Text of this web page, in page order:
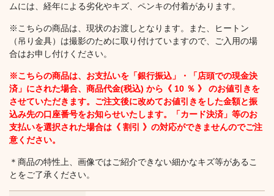
ムには、経年による劣化やキズ、ペンキの付着があります。
※こちらの商品は、現状のお渡しとなります。また、ヒートン
（吊り金具）は撮影のために取り付けていますので、ご入用の場
合はお申し付けください。
※こちらの商品は、お支払いを「銀行振込」・「店頭での現金決
済」にされた場合、商品代金(税込) から《 10 ％ 》 のお値引きを
させていただきます。ご注文後に改めてお値引きをした金額と振
込み先の口座番号をお知らせいたします。「カード決済」等のお
支払いを選択された場合は《 割引 》の対応ができませんのでご注
意ください。
＊商品の特性上、画像ではご紹介できない細かなキズ等があるこ
とをご了承ください。